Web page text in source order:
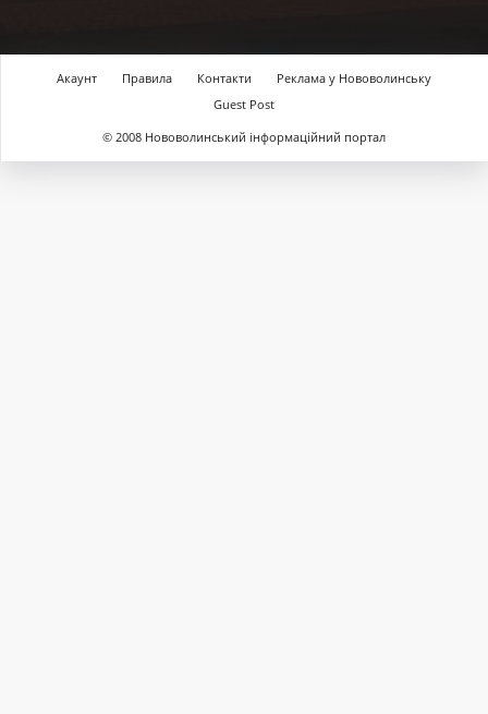
Акаунт Правила Контакти
Реклама у Нововолинську
Guest Post
© 2008 Нововолинський інформаційний портал